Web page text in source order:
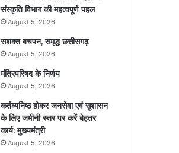
संस्कृति विभाग की महत्वपूर्ण पहल
August 5, 2026
सशक्त बचपन, समृद्ध छत्तीसगढ़
August 5, 2026
मंत्रिपरिषद के निर्णय
August 5, 2026
कर्तव्यनिष्ठ होकर जनसेवा एवं सुशासन
के लिए जमीनी स्तर पर करें बेहतर
कार्य: मुख्यमंत्री
August 5, 2026